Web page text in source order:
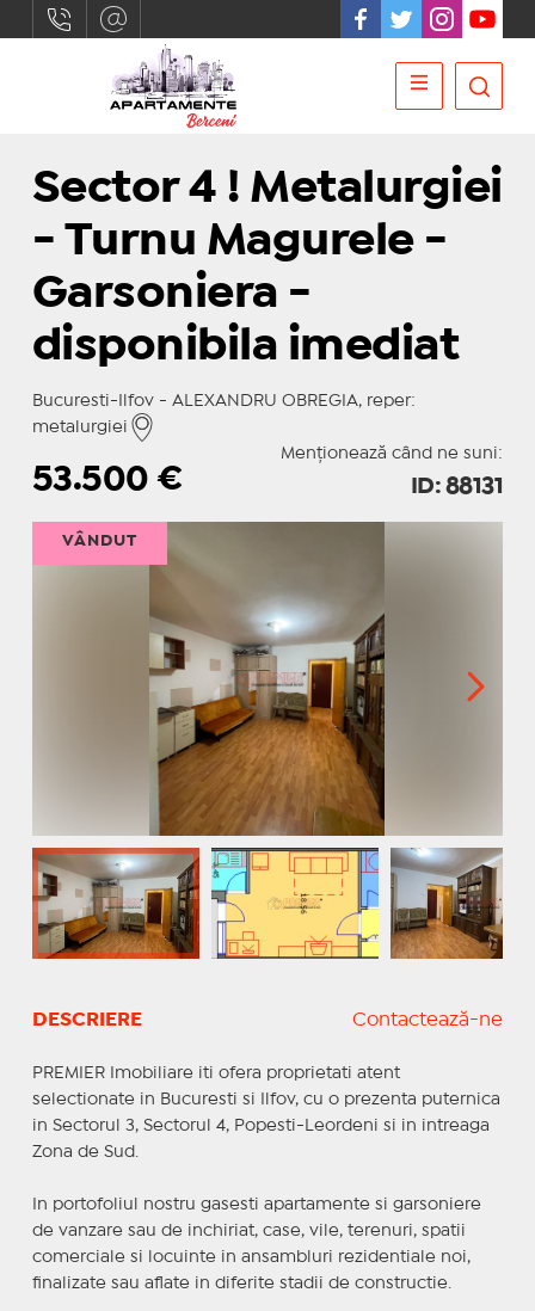
Sector 4 ! Metalurgiei
- Turnu Magurele -
Garsoniera -
disponibila imediat
Bucuresti-Ilfov - ALEXANDRU OBREGIA, reper:
metalurgiei
Menționează când ne suni:
53.500€ ID: 88131
VÂNDUT
DESCRIERE Contactează-ne
PREMIER Imobiliare iti ofera proprietati atent
selectionate in Bucuresti si Ilfov, cu o prezenta puternica
in Sectorul 3, Sectorul 4, Popesti-Leordeni si in intreaga
Zona de Sud.
In portofoliul nostru gasesti apartamente si garsoniere
de vanzare sau de inchiriat, case, vile, terenuri, spatii
comerciale si locuinte in ansambluri rezidentiale noi,
finalizate sau aflate in diferite stadii de constructie.